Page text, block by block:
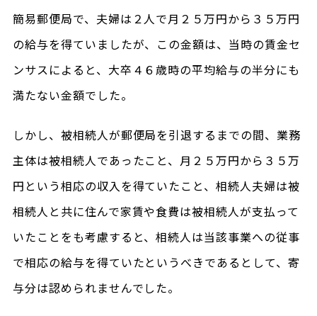
簡易郵便局で、夫婦は２人で月２５万円から３５万円
の給与を得ていましたが、この金額は、当時の賃金セ
ンサスによると、大卒４６歳時の平均給与の半分にも
満たない金額でした。
しかし、被相続人が郵便局を引退するまでの間、業務
主体は被相続人であったこと、月２５万円から３５万
円という相応の収入を得ていたこと、相続人夫婦は被
相続人と共に住んで家賃や食費は被相続人が支払って
いたことをも考慮すると、相続人は当該事業への従事
で相応の給与を得ていたというべきであるとして、寄
与分は認められませんでした。